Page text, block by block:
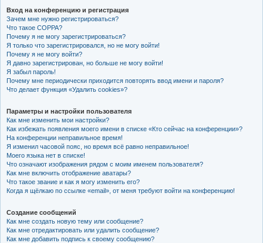
Вход на конференцию и регистрация
Зачем мне нужно регистрироваться?
Что такое COPPA?
Почему я не могу зарегистрироваться?
Я только что зарегистрировался, но не могу войти!
Почему я не могу войти?
Я давно зарегистрирован, но больше не могу войти!
Я забыл пароль!
Почему мне периодически приходится повторять ввод имени и пароля?
Что делает функция «Удалить cookies»?
Параметры и настройки пользователя
Как мне изменить мои настройки?
Как избежать появления моего имени в списке «Кто сейчас на конференции»?
На конференции неправильное время!
Я изменил часовой пояс, но время всё равно неправильное!
Моего языка нет в списке!
Что означают изображения рядом с моим именем пользователя?
Как мне включить отображение аватары?
Что такое звание и как я могу изменить его?
Когда я щёлкаю по ссылке «email», от меня требуют войти на конференцию!
Создание сообщений
Как мне создать новую тему или сообщение?
Как мне отредактировать или удалить сообщение?
Как мне добавить подпись к своему сообщению?